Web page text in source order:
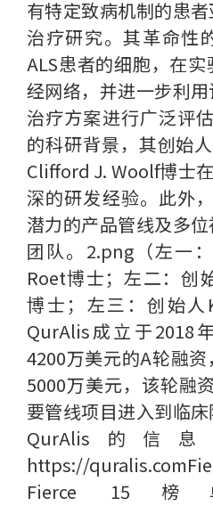
有特定致病机制的患
治疗研究。其革命性
ALS患者的细胞，在
经网络，并进一步利
治疗方案进行广泛评
的科研背景，其创始
Clifford J. Woolf博士
深的研发经验。此外
潜力的产品管线及多
团队。2.png（左一
Roet博士；左二：创
博士；左三：创始人
QurAlis成立于2018
4200万美元的A轮融
5000万美元，该轮融
要管线项目进入到临
QurAlis的信
https://
Fierce 15